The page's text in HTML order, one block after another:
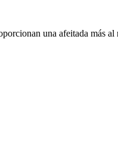
una afeitada más al